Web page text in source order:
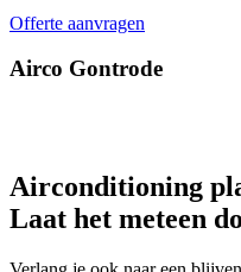
Offerte aanvragen
Airco Gontrode
Airconditioning
Laat het meteen